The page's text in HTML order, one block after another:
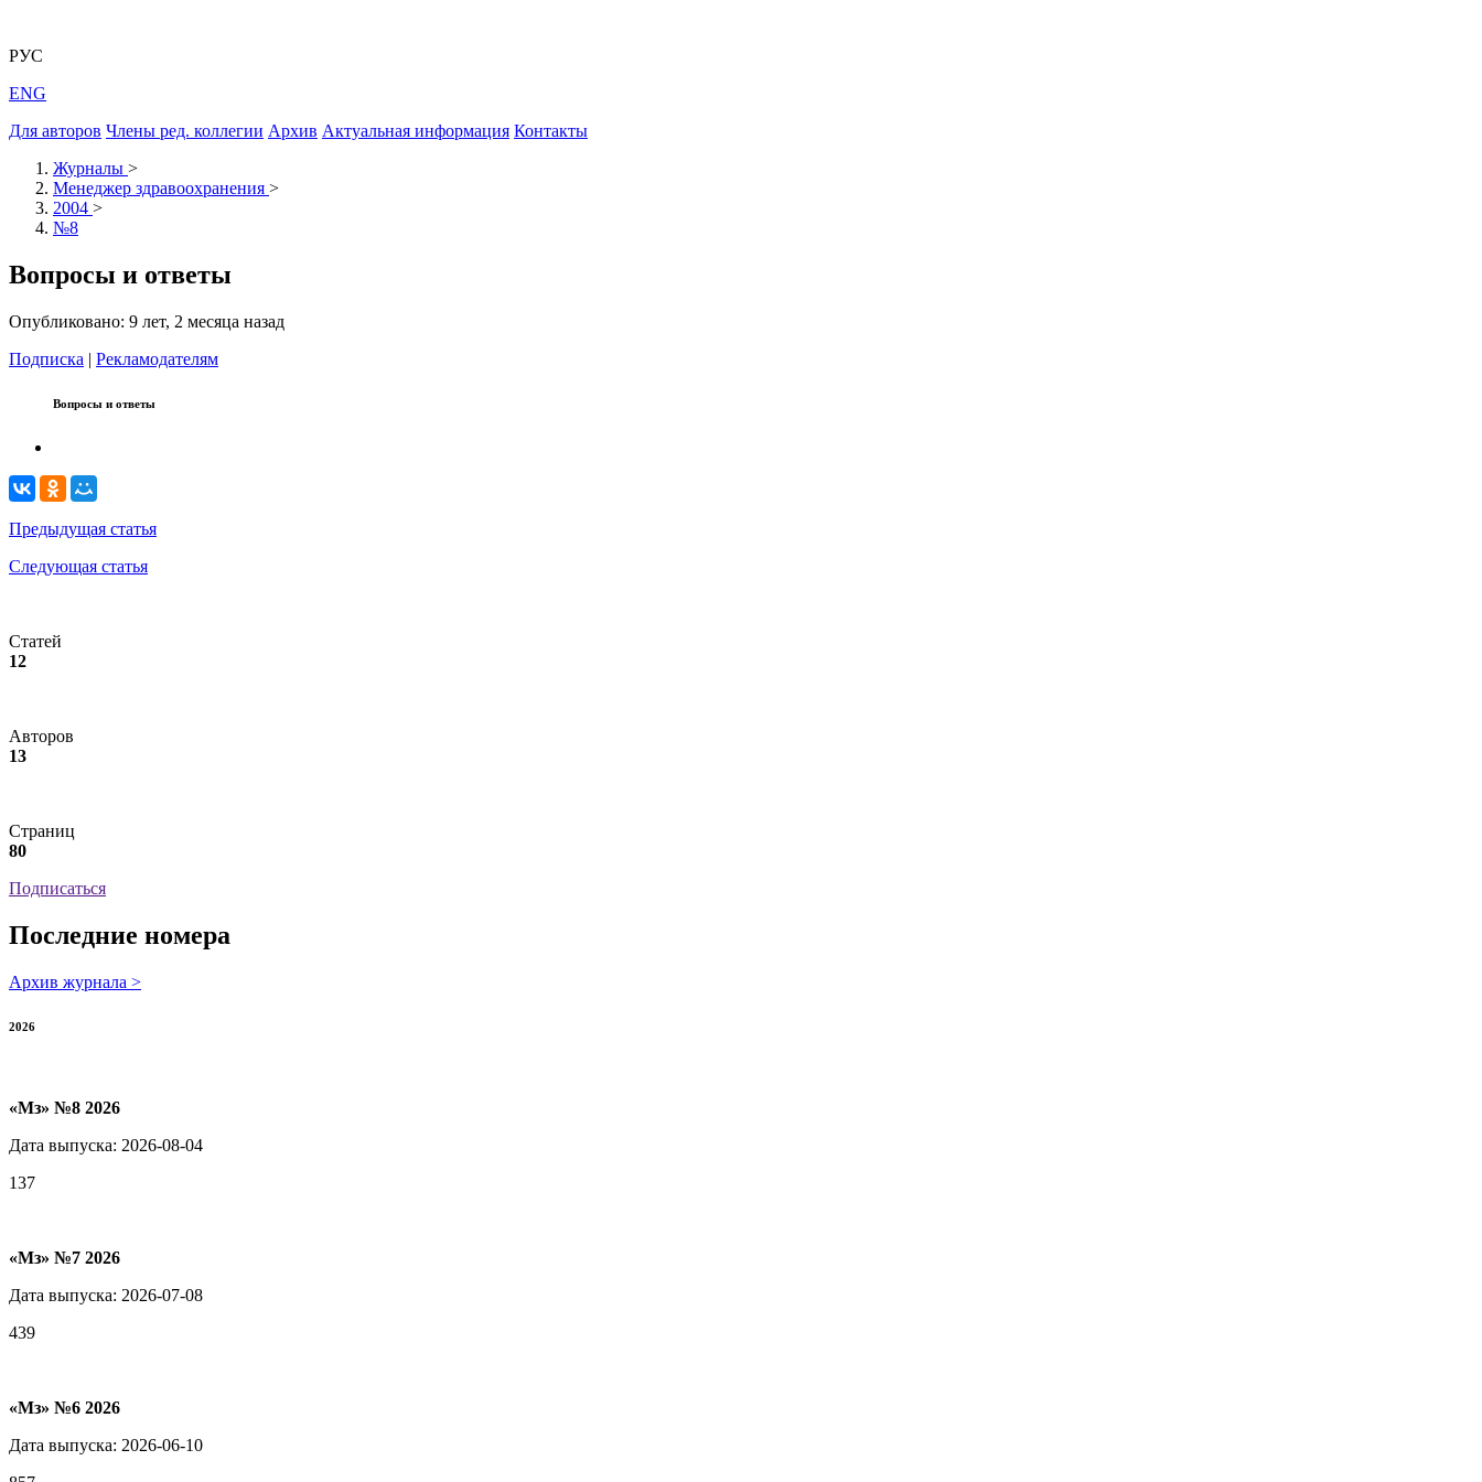
РУС
ENG
Для авторов Члены ред. коллегии Архив Актуальная информация Контакты
Журналы >
Менеджер здравоохранения >
2004 >
№8
Вопросы и ответы
Опубликовано: 9 лет, 2 месяца назад
Подписка | Рекламодателям
Вопросы и ответы
Предыдущая статья
Следующая статья
Статей
12
Авторов
13
Страниц
80
Подписаться
Последние номера
Архив журнала >
2026
«Мз» №8 2026
Дата выпуска: 2026-08-04
137
«Мз» №7 2026
Дата выпуска: 2026-07-08
439
«Мз» №6 2026
Дата выпуска: 2026-06-10